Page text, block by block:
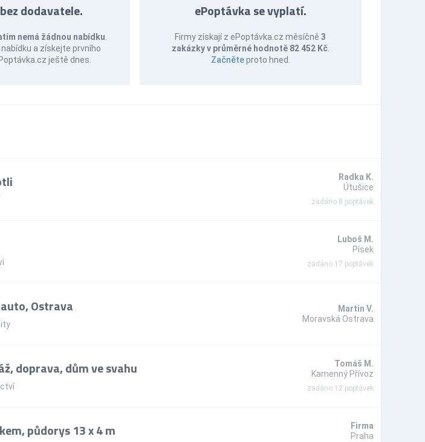
dodavatele.
nemá žádnou nabídku
nabídku a získejte prvního
ještě dnes.
ePoptávka se vyplatí.
Firmy získají z ePoptávka.cz měsíčně3
zakázky v průměrné hodnotě 82 452 Kč.
Začněteproto hned.
Radka K.
Útušice
zadáno 8 poptávek
Luboš M.
Písek
zadáno 17 poptávek
Ostrava
Martin V.
Moravská Ostrava
doprava, dům ve svahu
Tomáš M.
Kamenný Přívoz
zadáno 12 poptávek
půdorys 13 x 4 m
Firma
Praha